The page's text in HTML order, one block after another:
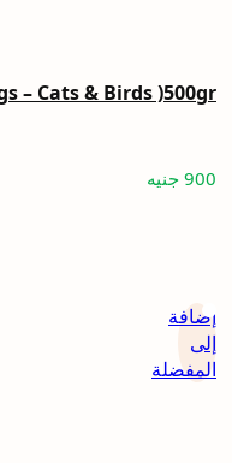
– Cats & Birds )500gr
900 جنيه
إضافة
إلى
المفضلة